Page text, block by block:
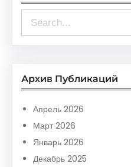
e
r
c
h
Архив Публикаций
Апрель 2026
Март 2026
Январь 2026
Декабрь 2025